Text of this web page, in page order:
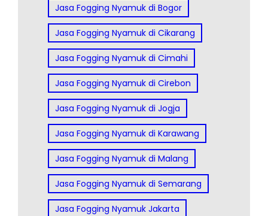
Jasa Fogging Nyamuk di Bogor
Jasa Fogging Nyamuk di Cikarang
Jasa Fogging Nyamuk di Cimahi
Jasa Fogging Nyamuk di Cirebon
Jasa Fogging Nyamuk di Jogja
Jasa Fogging Nyamuk di Karawang
Jasa Fogging Nyamuk di Malang
Jasa Fogging Nyamuk di Semarang
Jasa Fogging Nyamuk Jakarta